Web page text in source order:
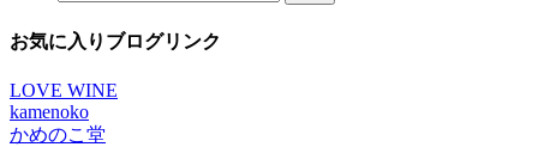
お気に入りブログリンク
LOVE WINE
kamenoko
かめのこ堂